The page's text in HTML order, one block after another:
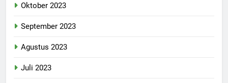
Oktober 2023
September 2023
Agustus 2023
Juli 2023